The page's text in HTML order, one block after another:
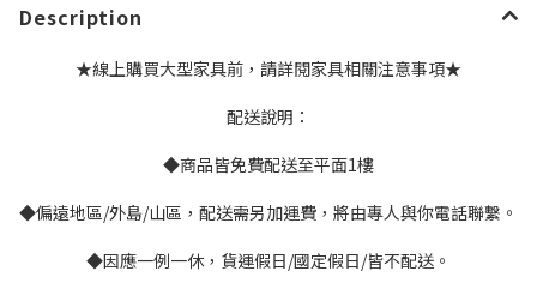
Description
★線上購買大型家具前，請詳閱家具相關注意事項★
配送說明：
◆商品皆免費配送至平面1樓
◆偏遠地區/外島/山區，配送需另加運費，將由專人與你電話聯繫。
◆因應一例一休，貨運假日/國定假日/皆不配送。